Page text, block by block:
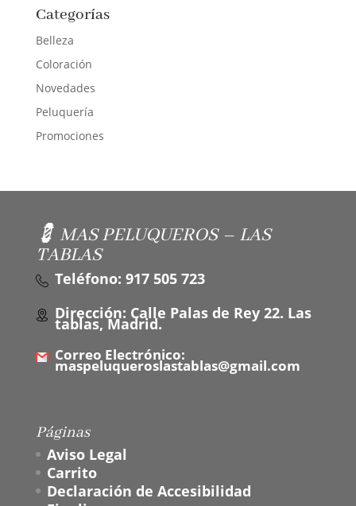
Categorías
Belleza
Coloración
Novedades
Peluquería
Promociones
💈 MAS PELUQUEROS – LAS
TABLAS
Teléfono: 917 505 723
Dirección: Calle Palas de Rey 22. Las
tablas, Madrid.
Correo Electrónico:
maspeluqueroslastablas@gmail.com
Páginas
Aviso Legal
Carrito
Declaración de Accesibilidad